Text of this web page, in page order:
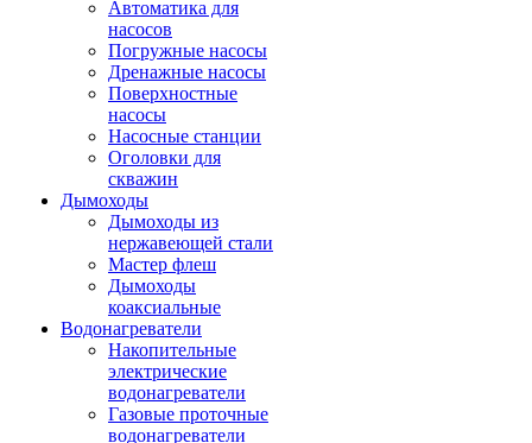
Автоматика для
насосов
Погружные насосы
Дренажные насосы
Поверхностные
насосы
Насосные станции
Оголовки для
скважин
Дымоходы
Дымоходы из
нержавеющей стали
Мастер флеш
Дымоходы
коаксиальные
Водонагреватели
Накопительные
электрические
водонагреватели
Газовые проточные
водонагреватели